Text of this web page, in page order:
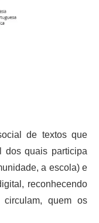
de textos que
dos quais participa
a escola) e
reconhecendo
circulam, quem os